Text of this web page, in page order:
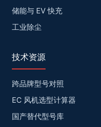
储能与 EV 快充
工业除尘
技术资源
跨品牌型号对照
EC 风机选型计算器
国产替代型号库